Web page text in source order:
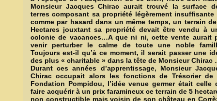
Monsieur Jacques Chirac aurait trouvé la surface
terres composant sa propriété légèrement insuffisante
comme par hasard dans un même temps, un terrain
Hectares jouxtant sa propriété devait être vendu à
colonie de vacances…A que ni ni, cette vente aurait
venir perturber le calme de toute une noble
Toujours est-il qu’à ce moment, il serait passer une
des plus « charitable » dans la tête de Monsieur Chirac
Durant ces années d’apprentissage, Monsieur
Chirac occupait alors les fonctions de Trésorier de
Fondation Pompidou, l’idée venue germer était celle
faire acquérir à un prix faramineux ce terrain de 5
non constructible mais voisin de son château en